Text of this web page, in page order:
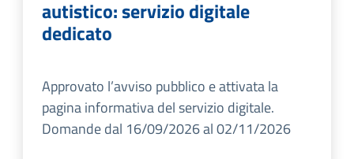
autistico: servizio digitale
dedicato
Approvato l’avviso pubblico e attivata la
pagina informativa del servizio digitale.
Domande dal 16/09/2026 al 02/11/2026